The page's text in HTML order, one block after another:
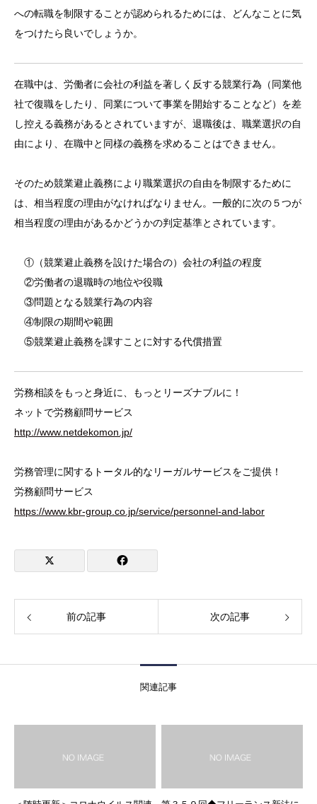
への転職を制限することが認められるためには、どんなことに気
をつけたら良いでしょうか。
在職中は、労働者に会社の利益を著しく反する競業行為（同業他
社で復職をしたり、同業について事業を開始することなど）を差
し控える義務があるとされていますが、退職後は、職業選択の自
由により、在職中と同様の義務を求めることはできません。
そのため競業避止義務により職業選択の自由を制限するために
は、相当程度の理由がなければなりません。一般的に次の５つが
相当程度の理由があるかどうかの判定基準とされています。
①（競業避止義務を設けた場合の）会社の利益の程度
②労働者の退職時の地位や役職
③問題となる競業行為の内容
④制限の期間や範囲
⑤競業避止義務を課すことに対する代償措置
労務相談をもっと身近に、もっとリーズナブルに！
ネットで労務顧問サービス
http://www.netdekomon.jp/
労務管理に関するトータル的なリーガルサービスをご提供！
労務顧問サービス
https://www.kbr-group.co.jp/service/personnel-and-labor
前の記事 次の記事
関連記事